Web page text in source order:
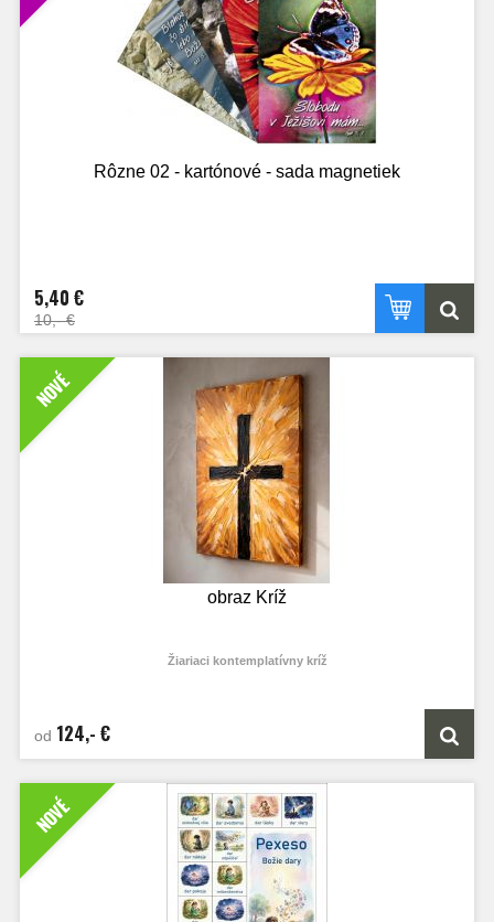
Rôzne 02 - kartónové - sada magnetiek
5,40 €
10,- €
NOVÉ
obraz Kríž
Žiariaci kontemplatívny kríž
od 124,- €
NOVÉ